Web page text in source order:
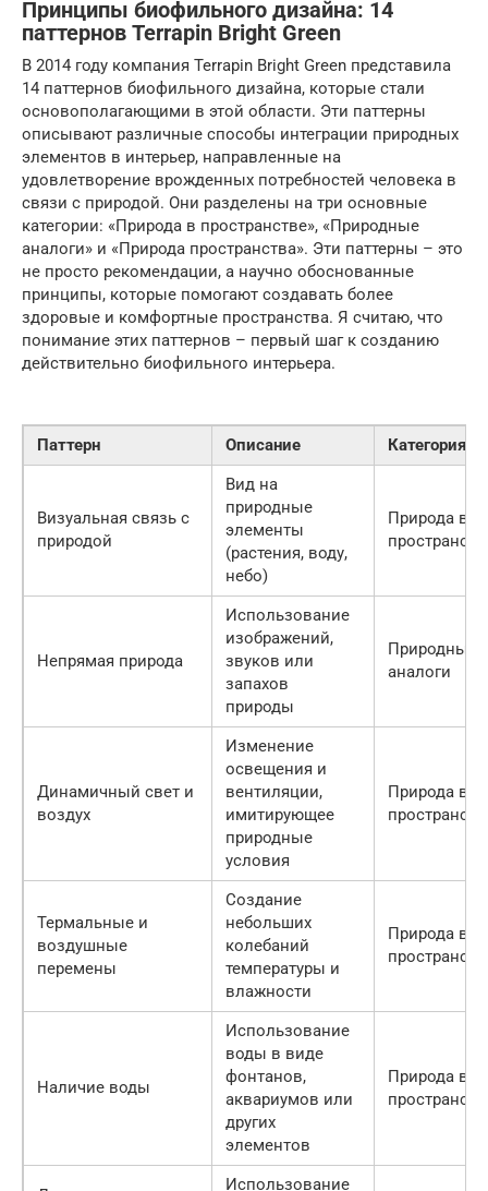
Принципы биофильного дизайна: 14
паттернов Terrapin Bright Green
В 2014 году компания Terrapin Bright Green представила
14 паттернов биофильного дизайна, которые стали
основополагающими в этой области. Эти паттерны
описывают различные способы интеграции природных
элементов в интерьер, направленные на
удовлетворение врожденных потребностей человека в
связи с природой. Они разделены на три основные
категории: «Природа в пространстве», «Природные
аналоги» и «Природа пространства». Эти паттерны – это
не просто рекомендации, а научно обоснованные
принципы, которые помогают создавать более
здоровые и комфортные пространства. Я считаю, что
понимание этих паттернов – первый шаг к созданию
действительно биофильного интерьера.
Паттерн Описание Категория
Визуальная связь с
природой
Вид на
природные
элементы
(растения, воду,
небо)
Природа в
Непрямая природа
Использование
изображений,
звуков или
запахов
природы
Природные
аналоги
Динамичный свет и
воздух
Изменение
освещения и
вентиляции,
имитирующее
природные
условия
Природа в
Термальные и
воздушные
перемены
Создание
небольших
колебаний
температуры и
влажности
Природа в
Наличие воды
Использование
воды в виде
фонтанов,
аквариумов или
других
элементов
Природа в
Использование